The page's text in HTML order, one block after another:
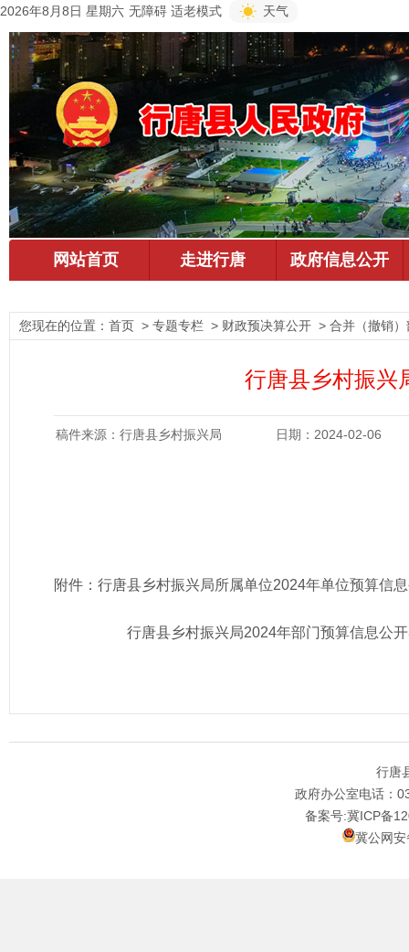
2026年8月8日 星期六 无障碍 适老模式 天气
您现在的位置： 首页 > 专题专栏 > 财政预决算公开 > 合并（撤销
行唐县乡村振兴
稿件来源：行唐县乡村振兴局 日期：2024-02-06
附件： 行唐县乡村振兴局所属单位2024年单位预算信
行唐县乡村振兴局2024年部门预算信息公